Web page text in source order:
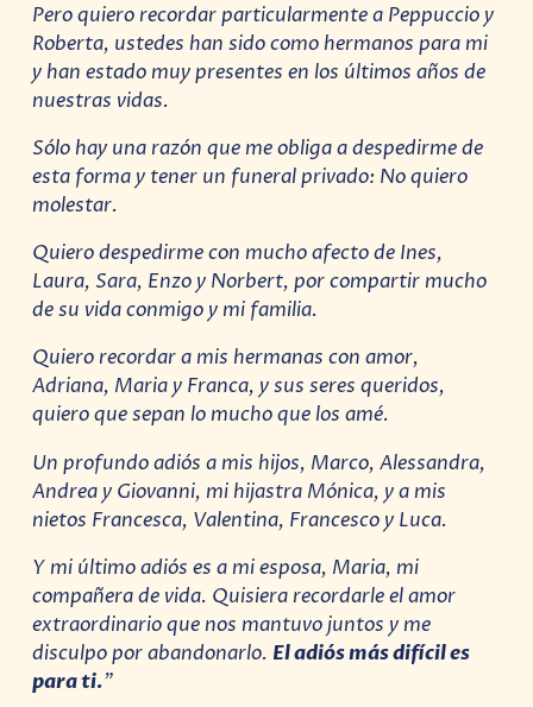
Pero quiero recordar particularmente a Peppuccio y
Roberta, ustedes han sido como hermanos para mi
y han estado muy presentes en los últimos años de
nuestras vidas.
Sólo hay una razón que me obliga a despedirme de
esta forma y tener un funeral privado: No quiero
molestar.
Quiero despedirme con mucho afecto de Ines,
Laura, Sara, Enzo y Norbert, por compartir mucho
de su vida conmigo y mi familia.
Quiero recordar a mis hermanas con amor,
Adriana, Maria y Franca, y sus seres queridos,
quiero que sepan lo mucho que los amé.
Un profundo adiós a mis hijos, Marco, Alessandra,
Andrea y Giovanni, mi hijastra Mónica, y a mis
nietos Francesca, Valentina, Francesco y Luca.
Y mi último adiós es a mi esposa, Maria, mi
compañera de vida. Quisiera recordarle el amor
extraordinario que nos mantuvo juntos y me
disculpo por abandonarlo. El adiós más difícil es
para ti.”